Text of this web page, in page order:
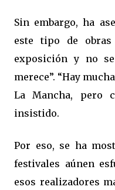
Sin embargo, ha
este tipo de
exposición y no
merece”. “Hay
La Mancha, pero
insistido.
Por eso, se ha
festivales aúnen
esos realizadores